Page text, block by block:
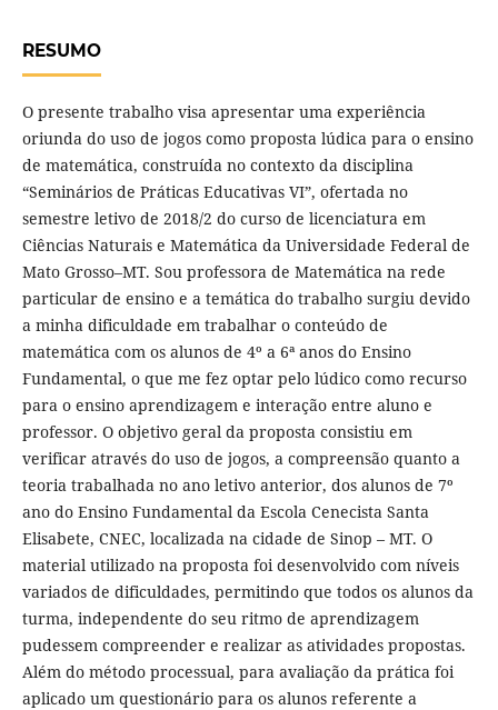
RESUMO
O presente trabalho visa apresentar uma experiência
oriunda do uso de jogos como proposta lúdica para o ensino
de matemática, construída no contexto da disciplina
“Seminários de Práticas Educativas VI”, ofertada no
semestre letivo de 2018/2 do curso de licenciatura em
Ciências Naturais e Matemática da Universidade Federal de
Mato Grosso–MT. Sou professora de Matemática na rede
particular de ensino e a temática do trabalho surgiu devido
a minha dificuldade em trabalhar o conteúdo de
matemática com os alunos de 4º a 6ª anos do Ensino
Fundamental, o que me fez optar pelo lúdico como recurso
para o ensino aprendizagem e interação entre aluno e
professor. O objetivo geral da proposta consistiu em
verificar através do uso de jogos, a compreensão quanto a
teoria trabalhada no ano letivo anterior, dos alunos de 7º
ano do Ensino Fundamental da Escola Cenecista Santa
Elisabete, CNEC, localizada na cidade de Sinop – MT. O
material utilizado na proposta foi desenvolvido com níveis
variados de dificuldades, permitindo que todos os alunos da
turma, independente do seu ritmo de aprendizagem
pudessem compreender e realizar as atividades propostas.
Além do método processual, para avaliação da prática foi
aplicado um questionário para os alunos referente a